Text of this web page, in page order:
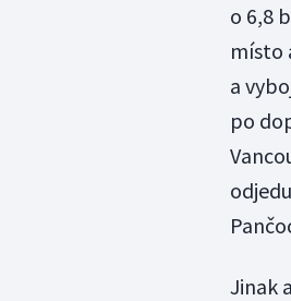
o 6,8
místo
a
po
Jinak